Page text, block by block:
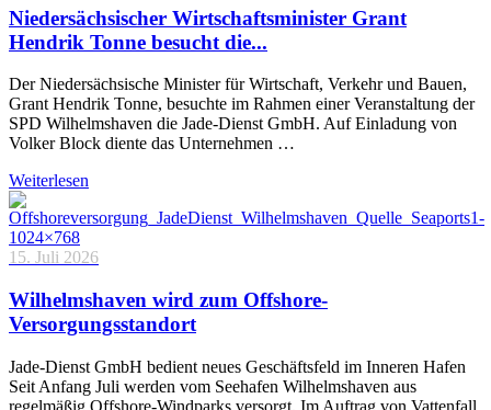
Niedersächsischer Wirtschaftsminister Grant
Hendrik Tonne besucht die...
Der Niedersächsische Minister für Wirtschaft, Verkehr und Bauen,
Grant Hendrik Tonne, besuchte im Rahmen einer Veranstaltung der
SPD Wilhelmshaven die Jade-Dienst GmbH. Auf Einladung von
Volker Block diente das Unternehmen …
Weiterlesen
15. Juli 2026
Wilhelmshaven wird zum Offshore-
Versorgungsstandort
Jade-Dienst GmbH bedient neues Geschäftsfeld im Inneren Hafen
Seit Anfang Juli werden vom Seehafen Wilhelmshaven aus
regelmäßig Offshore-Windparks versorgt. Im Auftrag von Vattenfall